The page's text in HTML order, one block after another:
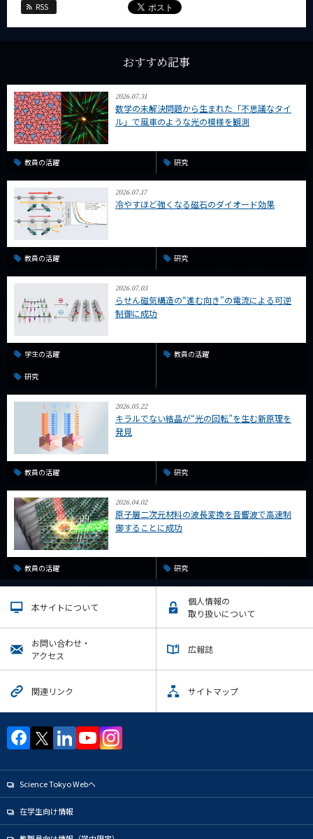
RSS
おすすめ記事
2026.07.31
数学の未解決問題から生まれた「不思議なタイ
ル」で風車のような光の模様を観測
教員の活躍 研究
2026.07.17
冷やすほど強くなる磁石のダイオード効果
教員の活躍 研究
2026.07.03
らせん磁気構造の“進む向き”の電流による可逆
制御に成功
学生の活躍 教員の活躍
研究
2026.05.22
キラルでない結晶が“光の回転”を生む新原理を
発見
教員の活躍 研究
2026.04.02
原子層二次元材料の波長変換を音響波で高速制
御することに成功
教員の活躍 研究
本サイトについて
個人情報の
取り扱いについて
お問い合わせ・
アクセス
広報誌
関連リンク サイトマップ
Science Tokyo Webヘ
在学生向け情報
月別
イベントカレンダー
サイト構成
CLOSE